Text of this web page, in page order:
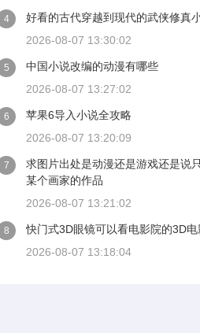
4
好看的古代穿越到现代的武侠修真
2026-08-07 13:30:02
5
中国小说改编的动漫有哪些
2026-08-07 13:27:02
6
苹果6导入小说全攻略
2026-08-07 13:20:09
7
求图片出处是动漫还是游戏还是说
某个画家的作品
2026-08-07 13:21:02
8
快门式3D眼镜可以看电影院的3D电
2026-08-07 13:18:04